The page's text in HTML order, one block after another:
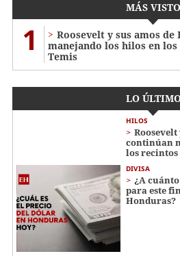
MÁS VISTO
1
Roosevelt y sus amos
manejando los hilos en
Temis
LO
HILOS
Roosevelt
continúan
los recintos
DIVISA
¿A
para este
Honduras?